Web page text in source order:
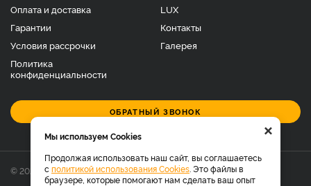
Оплата и доставка
Гарантии
Условия рассрочки
Политика
конфиденциальности
LUX
Контакты
Галерея
ОБРАТНЫЙ ЗВОНОК
© 2026 Фирменный магазин багажников LUX.
×
Мы используем Cookies
Продолжая использовать наш сайт, вы соглашаетесь
с политикой использования Cookies . Это файлы в
браузере, которые помогают нам сделать ваш опыт